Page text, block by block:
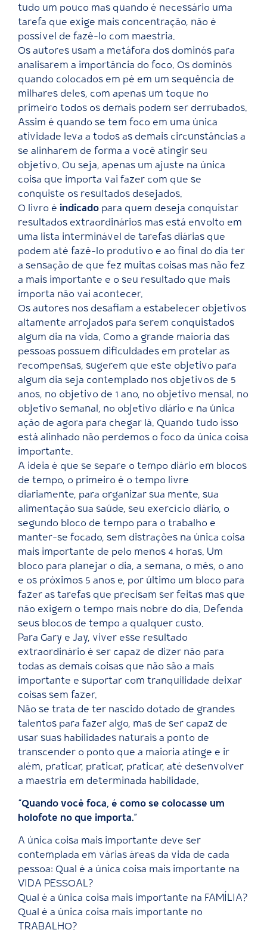
tudo um pouco mas quando é necessário uma
tarefa que exige mais concentração, não é
possível de fazê-lo com maestria.
Os autores usam a metáfora dos dominós para
analisarem a importância do foco. Os dominós
quando colocados em pé em um sequência de
milhares deles, com apenas um toque no
primeiro todos os demais podem ser derrubados.
Assim é quando se tem foco em uma única
atividade leva a todos as demais circunstâncias a
se alinharem de forma a você atingir seu
objetivo. Ou seja, apenas um ajuste na única
coisa que importa vai fazer com que se
conquiste os resultados desejados.
O livro é indicado para quem deseja conquistar
resultados extraordinários mas está envolto em
uma lista interminável de tarefas diárias que
podem até fazê-lo produtivo e ao final do dia ter
a sensação de que fez muitas coisas mas não fez
a mais importante e o seu resultado que mais
importa não vai acontecer.
Os autores nos desafiam a estabelecer objetivos
altamente arrojados para serem conquistados
algum dia na vida. Como a grande maioria das
pessoas possuem dificuldades em protelar as
recompensas, sugerem que este objetivo para
algum dia seja contemplado nos objetivos de 5
anos, no objetivo de 1 ano, no objetivo mensal, no
objetivo semanal, no objetivo diário e na única
ação de agora para chegar lá. Quando tudo isso
está alinhado não perdemos o foco da única coisa
importante.
A ideia é que se separe o tempo diário em blocos
de tempo, o primeiro é o tempo livre
diariamente, para organizar sua mente, sua
alimentação sua saúde, seu exercício diário, o
segundo bloco de tempo para o trabalho e
manter-se focado, sem distrações na única coisa
mais importante de pelo menos 4 horas. Um
bloco para planejar o dia, a semana, o mês, o ano
e os próximos 5 anos e, por último um bloco para
fazer as tarefas que precisam ser feitas mas que
não exigem o tempo mais nobre do dia. Defenda
seus blocos de tempo a qualquer custo.
Para Gary e Jay, viver esse resultado
extraordinário é ser capaz de dizer não para
todas as demais coisas que não são a mais
importante e suportar com tranquilidade deixar
coisas sem fazer.
Não se trata de ter nascido dotado de grandes
talentos para fazer algo, mas de ser capaz de
usar suas habilidades naturais a ponto de
transcender o ponto que a maioria atinge e ir
além, praticar, praticar, praticar, até desenvolver
a maestria em determinada habilidade.
“Quando você foca, é como se colocasse um
holofote no que importa.”
A única coisa mais importante deve ser
contemplada em várias áreas da vida de cada
pessoa: Qual é a única coisa mais importante na
VIDA PESSOAL?
Qual é a única coisa mais importante na FAMÍLIA?
Qual é a única coisa mais importante no
TRABALHO?